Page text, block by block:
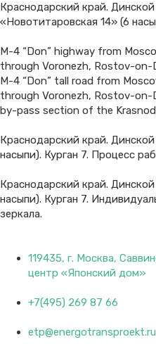
Краснодарский край. Динской
«Новотитаровская 14» (6
М-4 “Don” highway from
through Voronezh, Rostov-on-
М-4 “Don” tall road from
through Voronezh, Rostov-on-
by-pass section of the
Краснодарский край. Динской
насыпи). Курган 7. Процесс
Краснодарский край. Динской
насыпи). Курган 7.
зеркала.
119435, г. Москва,
центр «Японский дом»
+7(495) 269 87 66
etp@energotransproekt.ru